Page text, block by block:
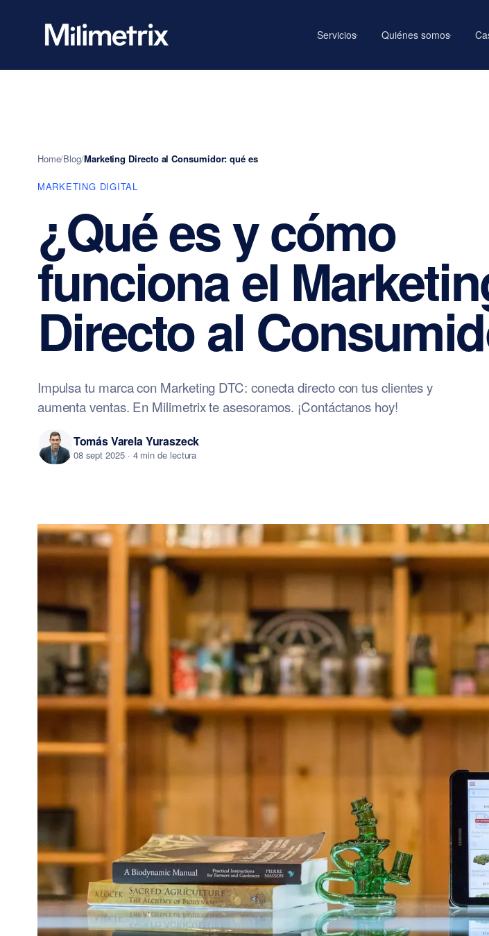
Servicios› Quiénes somos›
Home/Blog/Marketing Directo al Consumidor: qué es
MARKETING DIGITAL
¿Qué es y cómo
funciona el
Directo al
Impulsa tu marca con Marketing DTC: conecta directo con tus clientes y
aumenta ventas. En Milimetrix te asesoramos. ¡Contáctanos hoy!
Tomás Varela Yuraszeck
08 sept 2025· 4 min de lectura